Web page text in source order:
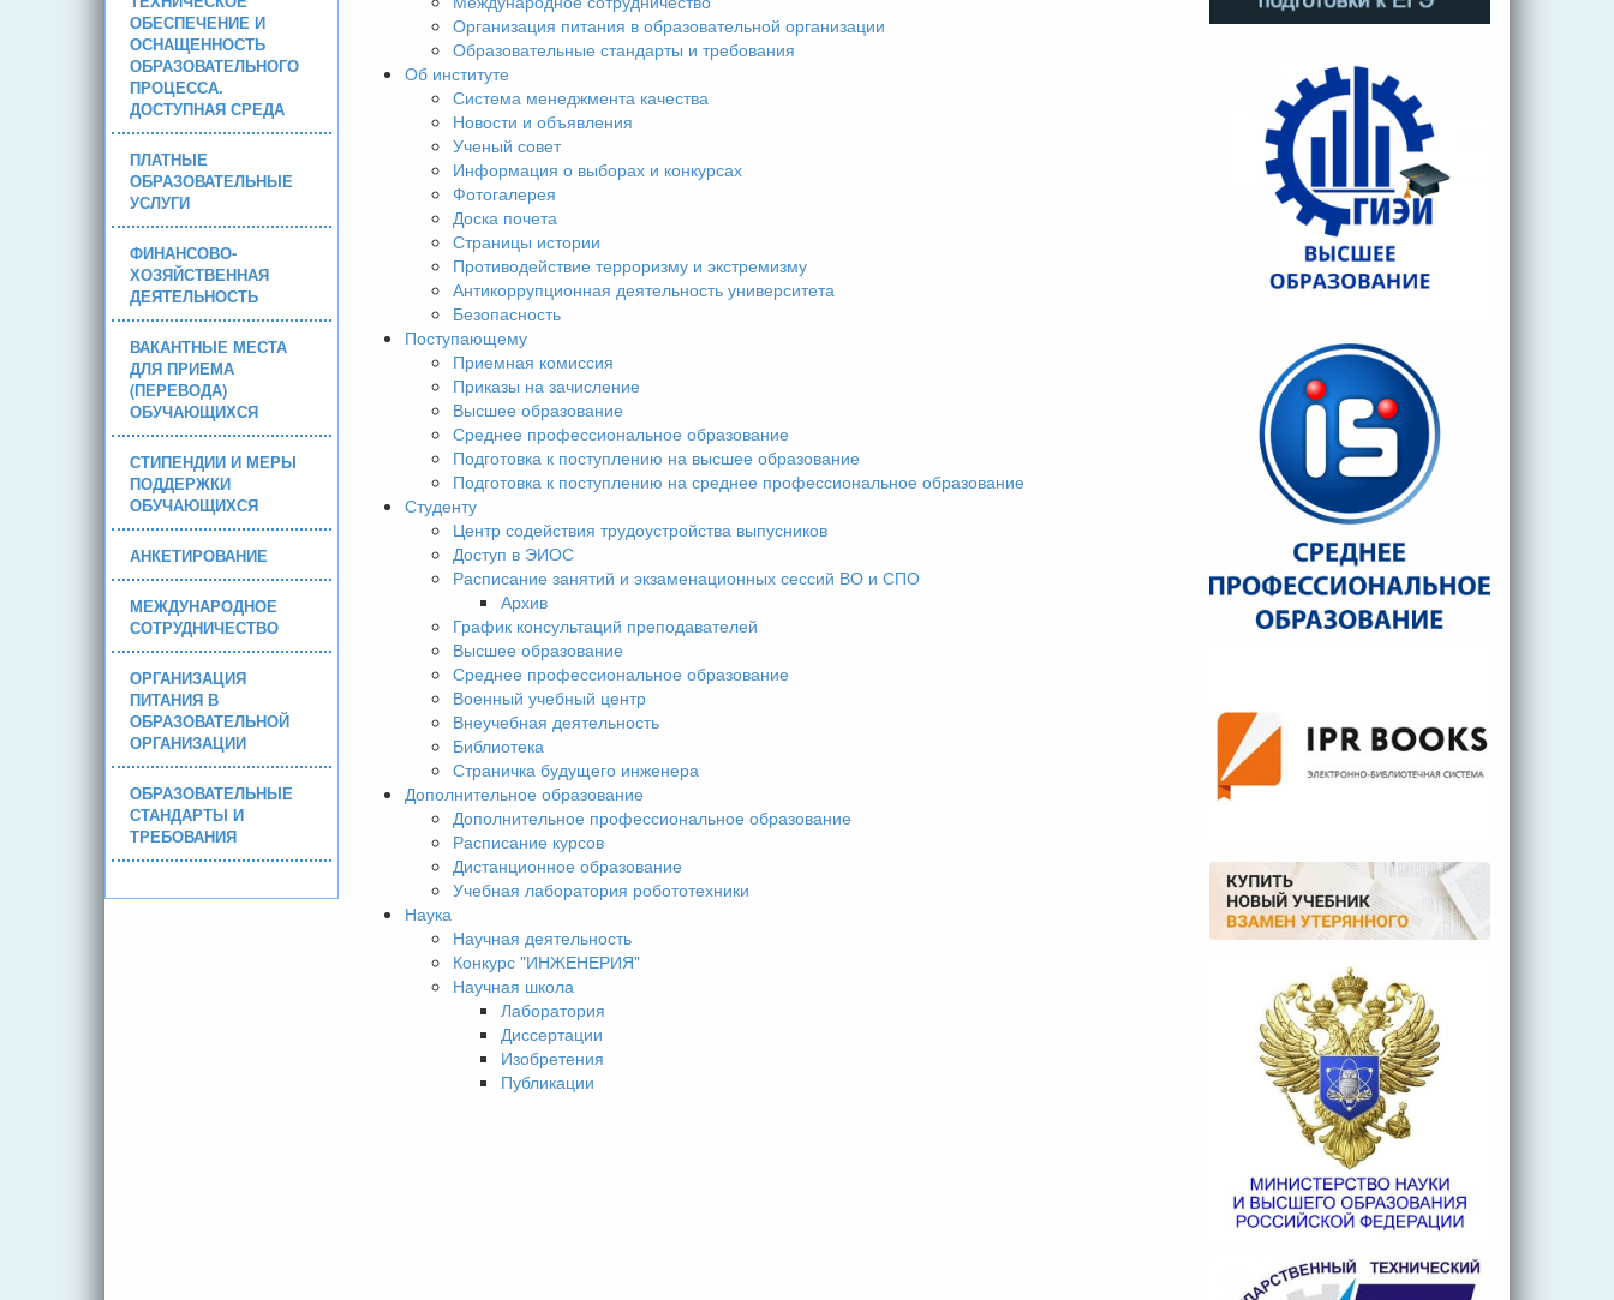
ОБЕСПЕЧЕНИЕ И
ОСНАЩЕННОСТЬ
ОБРАЗОВАТЕЛЬНОГО
ПРОЦЕССА.
ДОСТУПНАЯ СРЕДА
ПЛАТНЫЕ
ОБРАЗОВАТЕЛЬНЫЕ
УСЛУГИ
ФИНАНСОВО-
ХОЗЯЙСТВЕННАЯ
ДЕЯТЕЛЬНОСТЬ
ВАКАНТНЫЕ МЕСТА
ДЛЯ ПРИЕМА
(ПЕРЕВОДА)
ОБУЧАЮЩИХСЯ
СТИПЕНДИИ И МЕРЫ
ПОДДЕРЖКИ
ОБУЧАЮЩИХСЯ
АНКЕТИРОВАНИЕ
МЕЖДУНАРОДНОЕ
СОТРУДНИЧЕСТВО
ОРГАНИЗАЦИЯ
ПИТАНИЯ В
ОБРАЗОВАТЕЛЬНОЙ
ОРГАНИЗАЦИИ
ОБРАЗОВАТЕЛЬНЫЕ
СТАНДАРТЫ И
ТРЕБОВАНИЯ
Организация питания в образовательной организации
Образовательные стандарты и требования
Об институте
Система менеджмента качества
Новости и объявления
Ученый совет
Информация о выборах и конкурсах
Фотогалерея
Доска почета
Страницы истории
Противодействие терроризму и экстремизму
Антикоррупционная деятельность университета
Безопасность
Поступающему
Приемная комиссия
Приказы на зачисление
Высшее образование
Среднее профессиональное образование
Подготовка к поступлению на высшее образование
Подготовка к поступлению на среднее профессиональное образование
Студенту
Центр содействия трудоустройства выпусников
Доступ в ЭИОС
Расписание занятий и экзаменационных сессий ВО и СПО
Архив
График консультаций преподавателей
Высшее образование
Среднее профессиональное образование
Военный учебный центр
Внеучебная деятельность
Библиотека
Страничка будущего инженера
Дополнительное образование
Дополнительное профессиональное образование
Расписание курсов
Дистанционное образование
Учебная лаборатория робототехники
Наука
Научная деятельность
Конкурс "ИНЖЕНЕРИЯ"
Научная школа
Лаборатория
Диссертации
Изобретения
Публикации